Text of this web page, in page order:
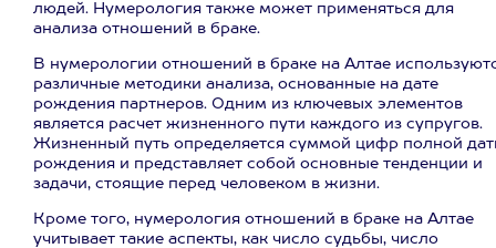
людей. Нумерология также может применяться для
анализа отношений в браке.
В нумерологии отношений в браке на Алтае
различные методики анализа, основанные на дате
рождения партнеров. Одним из ключевых элементов
является расчет жизненного пути каждого из супругов.
Жизненный путь определяется суммой цифр полной
рождения и представляет собой основные тенденции и
задачи, стоящие перед человеком в жизни.
Кроме того, нумерология отношений в браке на Алтае
учитывает такие аспекты, как число судьбы, число